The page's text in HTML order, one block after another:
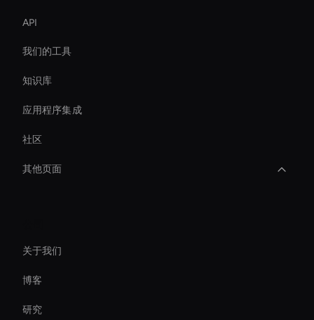
API
我们的工具
知识库
应用程序集成
社区
其他页面
Zoom Ai Avatar
Live Video Avatar
Video Conferencing Ai
关于我们
博客
研究